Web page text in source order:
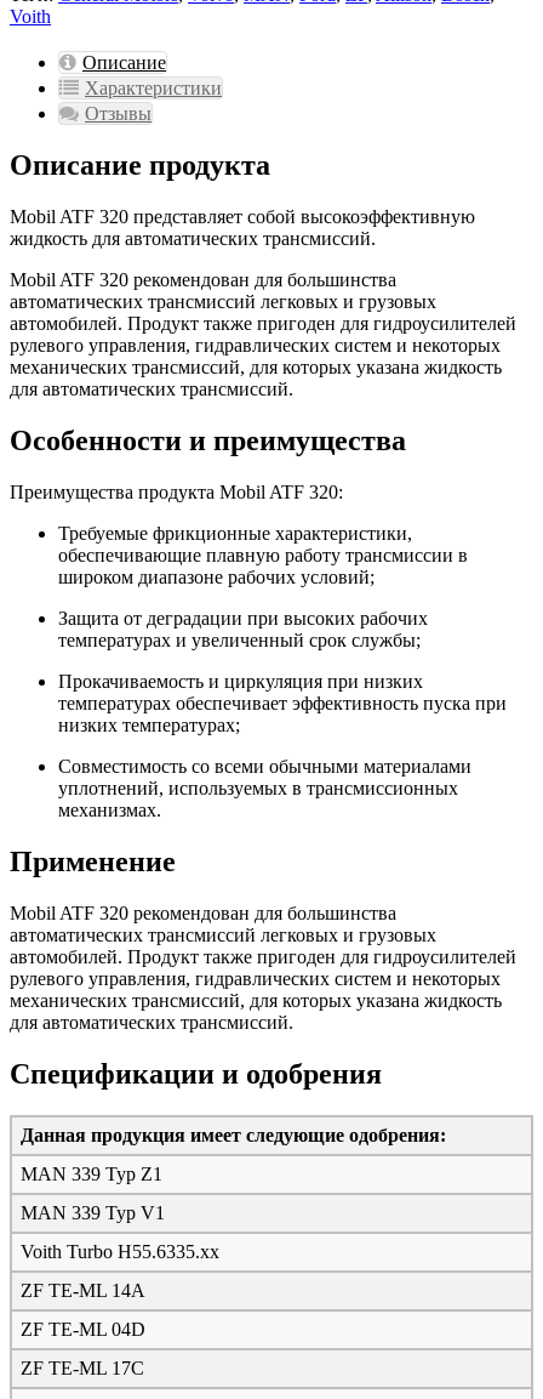
Voith
Описание
Характеристики
Отзывы
Описание продукта
Mobil ATF 320 представляет собой высокоэффективную
жидкость для автоматических трансмиссий.
Mobil ATF 320 рекомендован для большинства
автоматических трансмиссий легковых и грузовых
автомобилей. Продукт также пригоден для гидроусилителей
рулевого управления, гидравлических систем и некоторых
механических трансмиссий, для которых указана жидкость
для автоматических трансмиссий.
Особенности и преимущества
Преимущества продукта Mobil ATF 320:
Требуемые фрикционные характеристики,
обеспечивающие плавную работу трансмиссии в
широком диапазоне рабочих условий;
Защита от деградации при высоких рабочих
температурах и увеличенный срок службы;
Прокачиваемость и циркуляция при низких
температурах обеспечивает эффективность пуска при
низких температурах;
Совместимость со всеми обычными материалами
уплотнений, используемых в трансмиссионных
механизмах.
Применение
Mobil ATF 320 рекомендован для большинства
автоматических трансмиссий легковых и грузовых
автомобилей. Продукт также пригоден для гидроусилителей
рулевого управления, гидравлических систем и некоторых
механических трансмиссий, для которых указана жидкость
для автоматических трансмиссий.
Спецификации и одобрения
Данная продукция имеет следующие одобрения:
MAN 339 Typ Z1
MAN 339 Typ V1
Voith Turbo H55.6335.xx
ZF TE-ML 14A
ZF TE-ML 04D
ZF TE-ML 17C